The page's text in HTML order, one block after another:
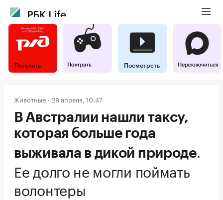
Погулять Посмотреть
Животные 28 апреля, 10:47
В Австралии нашли таксу,
которая больше года
выживала в дикой природе.
Ее долго не могли поймать
волонтеры